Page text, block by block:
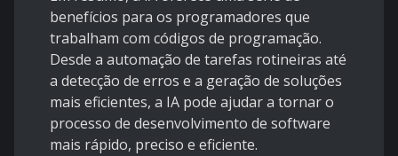
benefícios para os programadores que
trabalham com códigos de programação.
Desde a automação de tarefas rotineiras até
a detecção de erros e a geração de soluções
mais eficientes, a IA pode ajudar a tornar o
processo de desenvolvimento de software
mais rápido, preciso e eficiente.